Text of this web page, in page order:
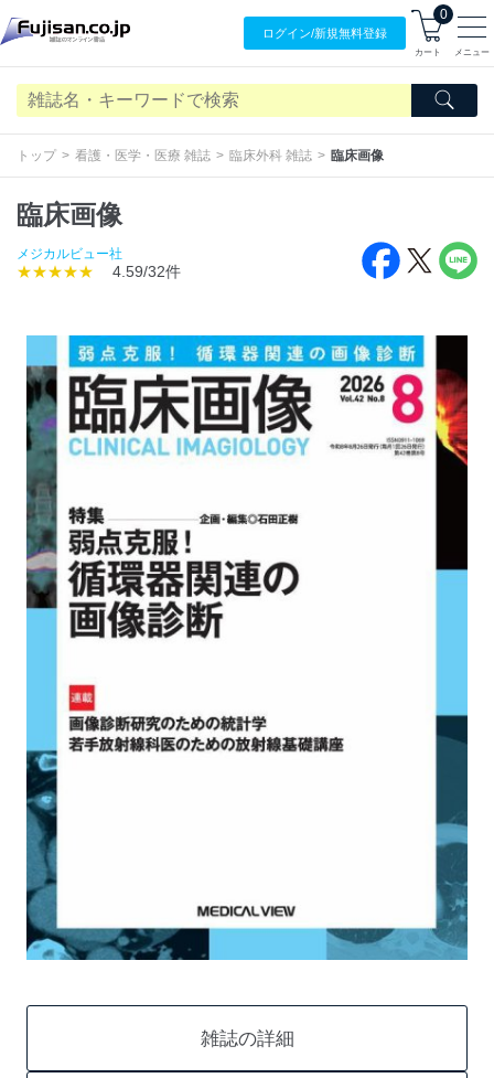
ログイン/新規無料登録
0
カート メニュー
トップ 看護・医学・医療 雑誌 臨床外科 雑誌 臨床画像
臨床画像
メジカルビュー社
★★★★★ 4.59/32件
雑誌の詳細